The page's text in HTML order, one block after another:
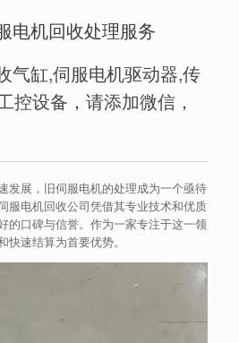
电机回收处理服务
气缸,伺服电机驱动器,传
控设备，请添加微信，
发展，旧伺服电机的处理成为一个亟待
服电机回收公司凭借其专业技术和优质
的口碑与信誉。作为一家专注于这一领
速结算为首要优势。